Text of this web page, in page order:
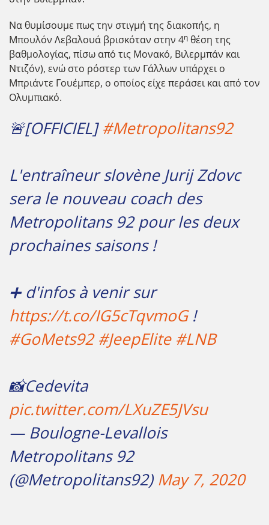
Να θυμίσουμε πως την στιγμή της διακοπής, η
Μπουλόν Λεβαλουά βρισκόταν στην 4η θέση της
βαθμολογίας, πίσω από τις Μονακό, Βιλερμπάν και
Ντιζόν), ενώ στο ρόστερ των Γάλλων υπάρχει ο
Μπριάντε Γουέμπερ, ο οποίος είχε περάσει και από τον
Ολυμπιακό.
🚨[OFFICIEL]#Metropolitans92
L'entraîneur slovène Jurij Zdovc
sera le nouveau coach des
Metropolitans 92 pour les deux
prochaines saisons !
➕ d'infos à venir sur
https://t.co/IG5cTqvmoG!
#GoMets92 #JeepElite #LNB
📸Cedevita
pic.twitter.com/LXuZE5JVsu
— Boulogne-Levallois
Metropolitans 92
(@Metropolitans92) May 7, 2020